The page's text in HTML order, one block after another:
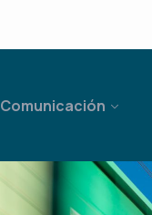
Comunicación